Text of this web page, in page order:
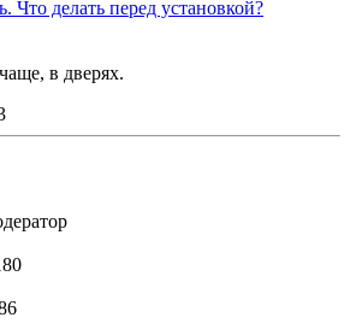
Что делать перед установкой?
в дверях.